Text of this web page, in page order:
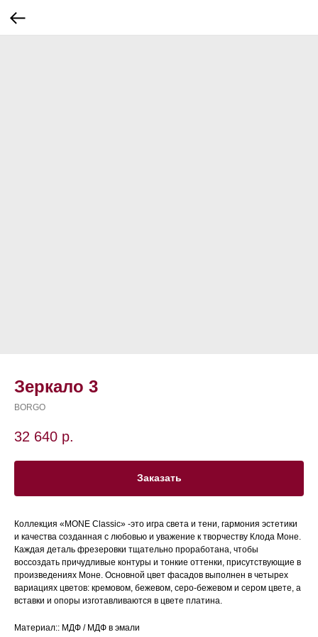
Зеркало 3
BORGO
32 640 р.
Заказать
Коллекция «MONE Classic» -это игра света и тени, гармония эстетики
и качества созданная с любовью и уважение к творчеству Клода Моне.
Каждая деталь фрезеровки тщательно проработана, чтобы
воссоздать причудливые контуры и тонкие оттенки, присутствующие в
произведениях Моне. Основной цвет фасадов выполнен в четырех
вариациях цветов: кремовом, бежевом, серо-бежевом и сером цвете, а
вставки и опоры изготавливаются в цвете платина.
Материал:: МДФ / МДФ в эмали